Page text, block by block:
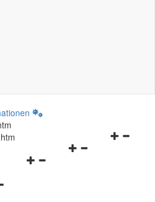
Navigationsmenü
Navigationsmenü